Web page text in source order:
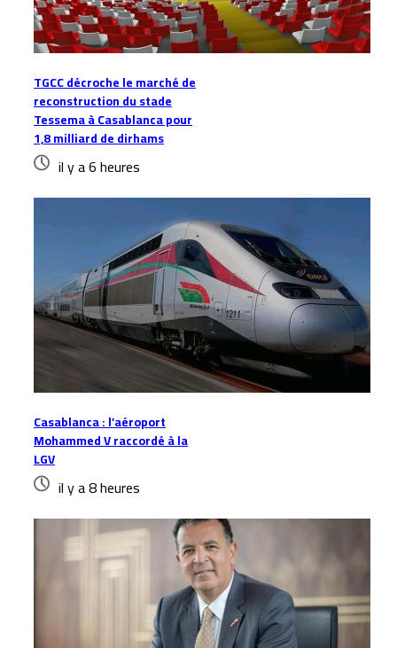
TGCC décroche le marché de
reconstruction du stade
Tessema à Casablanca pour
1,8 milliard de dirhams
il y a 6 heures
Casablanca : l’aéroport
Mohammed V raccordé à la
LGV
il y a 8 heures